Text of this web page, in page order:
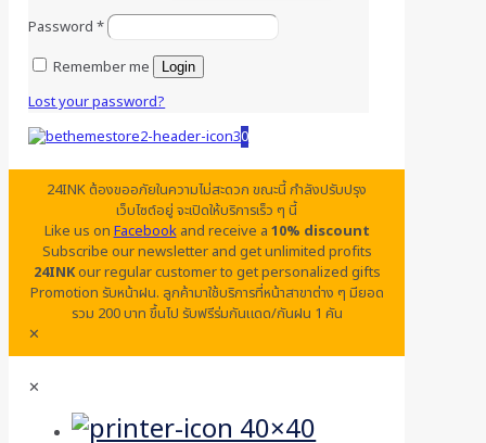
Password*
Remember me
Login
Lost your password?
0
24INK ต้องขออภัยในความไม่สะดวก ขณะนี้ กำลังปรับปรุง
เว็บไซต์อยู่ จะเปิดให้บริการเร็ว ๆ นี้
Like us onFacebookand receive a 10% discount
Subscribe our newsletter and get unlimited profits
24INKour regular customer to get personalized gifts
Promotion รับหน้าฝน. ลูกค้ามาใช้บริการที่หน้าสาขาต่าง ๆ มียอด
รวม 200 บาท ขึ้นไป รับฟรีร่มกันแดด/กันฝน 1 คัน
✕
✕